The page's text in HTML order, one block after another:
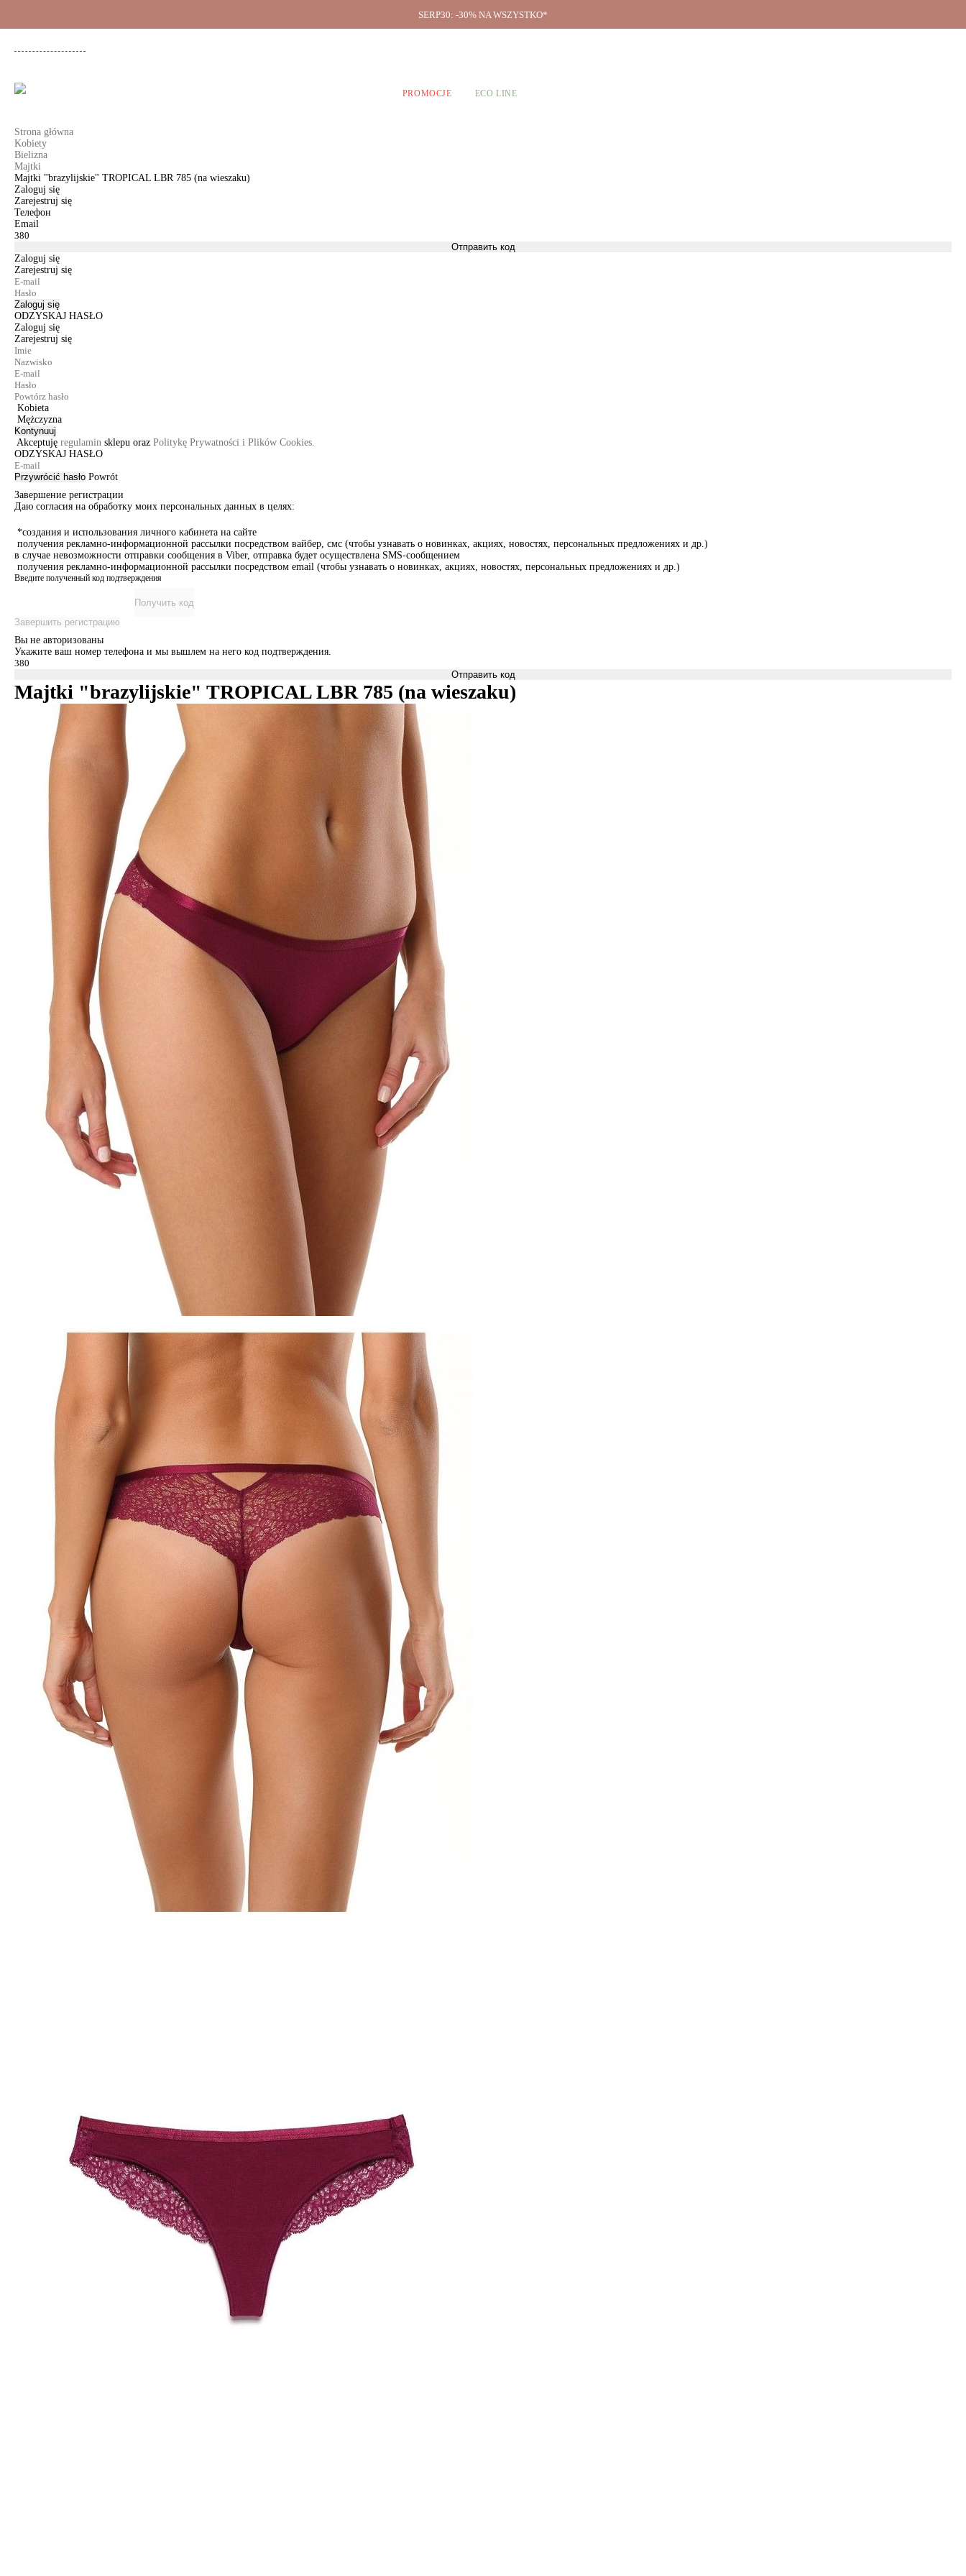
SERP30: -30% NA WSZYSTKO*
PROMOCJE ECO LINE
Strona główna
Kobiety
Bielizna
Majtki
Majtki "brazylijskie" TROPICAL LBR 785 (na wieszaku)
Zaloguj się
Zarejestruj się
Телефон
Email
Отправить код
Zaloguj się
Zarejestruj się
Zaloguj się
ODZYSKAJ HASŁO
Zaloguj się
Zarejestruj się
Kobieta
Mężczyzna
Kontynuuj
Akceptuję regulamin sklepu oraz Politykę Prywatności i Plików Cookies.
ODZYSKAJ HASŁO
Przywrócić hasło Powrót
Завершение регистрации
Даю согласия на обработку моих персональных данных в целях:
*создания и использования личного кабинета на сайте
получения рекламно-информационной рассылки посредством вайбер, смс (чтобы узнавать о новинках, акциях, новостях, персональных предложениях и др.)
в случае невозможности отправки сообщения в Viber, отправка будет осуществлена SMS-сообщением
получения рекламно-информационной рассылки посредством email (чтобы узнавать о новинках, акциях, новостях, персональных предложениях и др.)
Введите полученный код подтверждения
Получить код
Завершить регистрацию
Вы не авторизованы
Укажите ваш номер телефона и мы вышлем на него код подтверждения.
Отправить код
Majtki "brazylijskie" TROPICAL LBR 785 (na wieszaku)